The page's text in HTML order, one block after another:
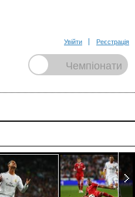
Увійти Реєстрація